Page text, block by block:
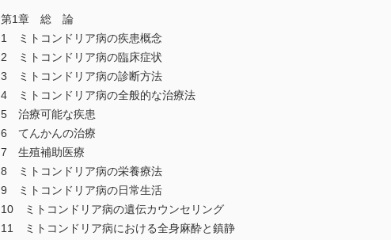
第1章 総 論
1 ミトコンドリア病の疾患概念
2 ミトコンドリア病の臨床症状
3 ミトコンドリア病の診断方法
4 ミトコンドリア病の全般的な治療法
5 治療可能な疾患
6 てんかんの治療
7 生殖補助医療
8 ミトコンドリア病の栄養療法
9 ミトコンドリア病の日常生活
10 ミトコンドリア病の遺伝カウンセリング
11 ミトコンドリア病における全身麻酔と鎮静